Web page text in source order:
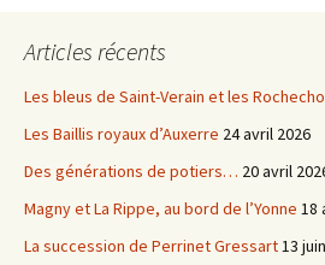
Articles récents
Les bleus de Saint-Verain et les
Les Baillis royaux d’Auxerre 24 avril 2026
Des générations de potiers… 20 avril
Magny et La Rippe, au bord de l’Yonne 18
La succession de Perrinet Gressart13